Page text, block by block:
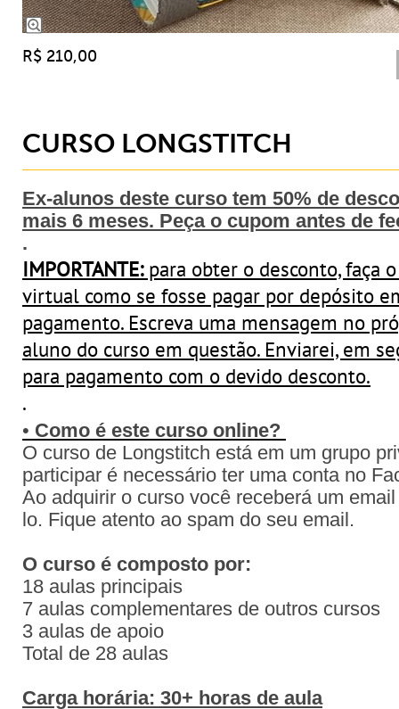
R$ 210,00
CURSO LONGSTITCH
Ex-alunos deste curso tem 50% de
mais 6 meses. Peça o cupom antes de
.
IMPORTANTE:para obter o desconto, faça
virtual como se fosse pagar por depósito
pagamento. Escreva uma mensagem no
aluno do curso em questão. Enviarei, em
para pagamento com o devido desconto.
.
• Como é este curso online?
O curso de Longstitch está em um grupo
participar é necessário ter uma conta no
Ao adquirir o curso você receberá um
lo. Fique atento ao spam do seu email.
O curso é composto por:
18 aulas principais
7 aulas complementares de outros cursos
3 aulas de apoio
Total de 28 aulas
Carga horária: 30+ horas de aula